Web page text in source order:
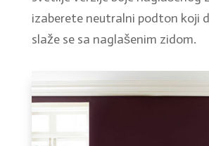
izaberete neutralni podton koji
slaže se sa naglašenim zidom.